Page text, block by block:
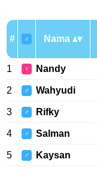
# ♂ Nama
1 ♀ Nandy
2 ♂ Wahyudi
3 ♂ Rifky
4 ♂ Salman
5 ♂ Kaysan